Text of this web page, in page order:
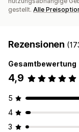
gestellt. Alle
Rezensionen
Gesamtbewertung
4,9
5
4
3